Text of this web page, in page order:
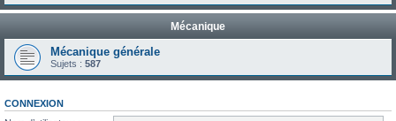
Mécanique
Mécanique générale
Sujets : 587
CONNEXION